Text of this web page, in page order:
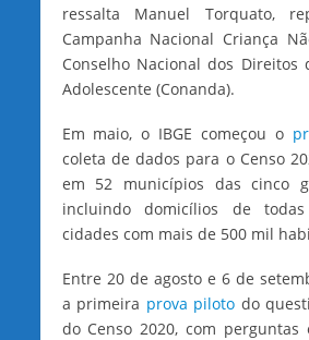
ressalta Manuel Torquato,
Campanha Nacional Criança
Conselho Nacional dos Direitos
Adolescente (Conanda).
Em maio, o IBGE começou o
coleta de dados para o Censo
em 52 municípios das cinco
incluindo domicílios de
cidades com mais de 500 mil
Entre 20 de agosto e 6 de
a primeira prova piloto do
do Censo 2020, com perguntas